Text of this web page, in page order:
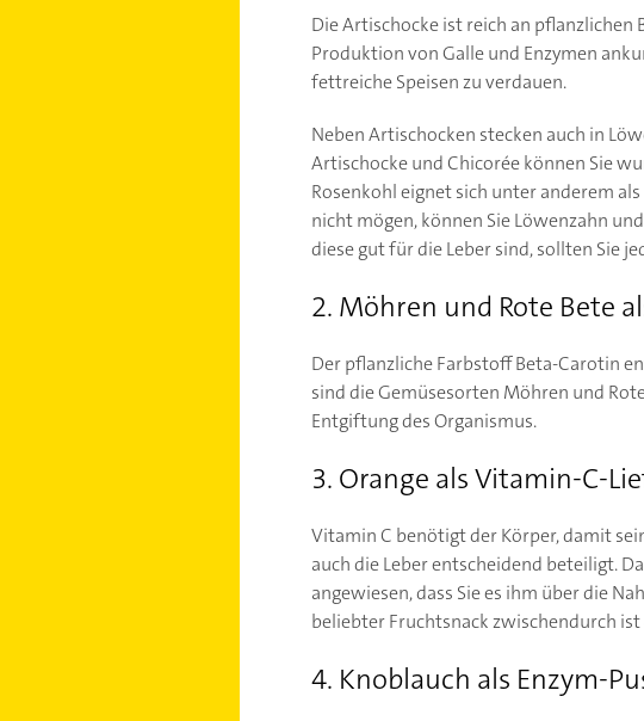
Die Artischocke ist reich an
Produktion von Galle und Enzymen
fettreiche Speisen zu verdauen.
Neben Artischocken stecken auch in
Artischocke und Chicorée können Sie
Rosenkohl eignet sich unter anderem
nicht mögen, können Sie Löwenzahn
diese gut für die Leber sind, sollten Sie
2. Möhren und Rote Bete
Der pflanzliche Farbstoff Beta-Carotin
sind die Gemüsesorten Möhren und
Entgiftung des Organismus.
3. Orange als Vitamin-C-
Vitamin C benötigt der Körper, damit
auch die Leber entscheidend beteiligt.
angewiesen, dass Sie es ihm über die
beliebter Fruchtsnack zwischendurch
4. Knoblauch als Enzym-